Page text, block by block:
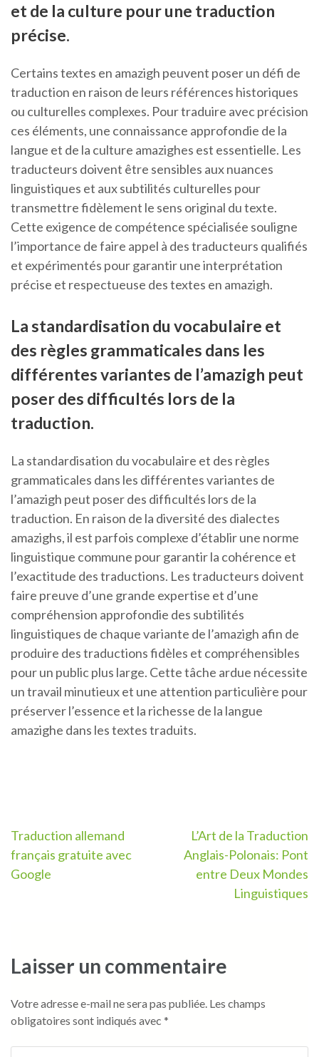
et de la culture pour une traduction
précise.
Certains textes en amazigh peuvent poser un défi de
traduction en raison de leurs références historiques
ou culturelles complexes. Pour traduire avec précision
ces éléments, une connaissance approfondie de la
langue et de la culture amazighes est essentielle. Les
traducteurs doivent être sensibles aux nuances
linguistiques et aux subtilités culturelles pour
transmettre fidèlement le sens original du texte.
Cette exigence de compétence spécialisée souligne
l’importance de faire appel à des traducteurs qualifiés
et expérimentés pour garantir une interprétation
précise et respectueuse des textes en amazigh.
La standardisation du vocabulaire et
des règles grammaticales dans les
différentes variantes de l’amazigh peut
poser des difficultés lors de la
traduction.
La standardisation du vocabulaire et des règles
grammaticales dans les différentes variantes de
l’amazigh peut poser des difficultés lors de la
traduction. En raison de la diversité des dialectes
amazighs, il est parfois complexe d’établir une norme
linguistique commune pour garantir la cohérence et
l’exactitude des traductions. Les traducteurs doivent
faire preuve d’une grande expertise et d’une
compréhension approfondie des subtilités
linguistiques de chaque variante de l’amazigh afin de
produire des traductions fidèles et compréhensibles
pour un public plus large. Cette tâche ardue nécessite
un travail minutieux et une attention particulière pour
préserver l’essence et la richesse de la langue
amazighe dans les textes traduits.
Navigation
de
Traduction allemand
français gratuite avec
Google
L’Art de la Traduction
Anglais-Polonais: Pont
entre Deux Mondes
Linguistiques
Laisser un commentaire
Votre adresse e-mail ne sera pas publiée. Les champs
obligatoires sont indiqués avec *